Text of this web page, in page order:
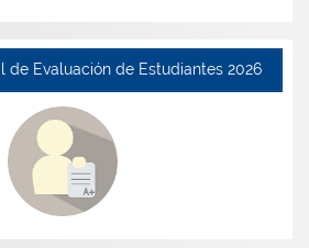
de Evaluación de Estudiantes 2026